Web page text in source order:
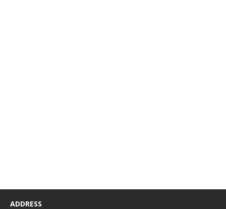
ADDRESS